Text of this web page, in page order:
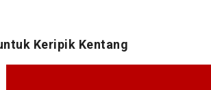
Keripik Kentang